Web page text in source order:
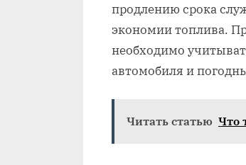
продлению срока
экономии топлива.
необходимо
автомобиля и
Читать статью Что